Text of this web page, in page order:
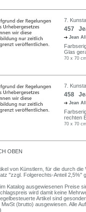
7.
457
Jean
Glas
70 x 70 cm.
7.
458
Jean
rechten
70 x 70 cm.
OBEN
von Künstlern, für die durch
"zzgl. Folgerechts-Anteil 2,5%"
Katalog ausgewiesenen Preise
wird damit keine
Artikel sind
MwSt (brutto) ausgewiesen. Alle